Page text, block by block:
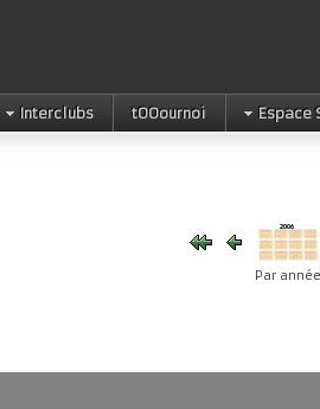
Interclubs tOOournoi Espace
Par année